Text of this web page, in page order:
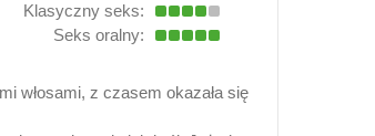
Klasyczny seks:
Seks oralny:
włosami, z czasem okazała się